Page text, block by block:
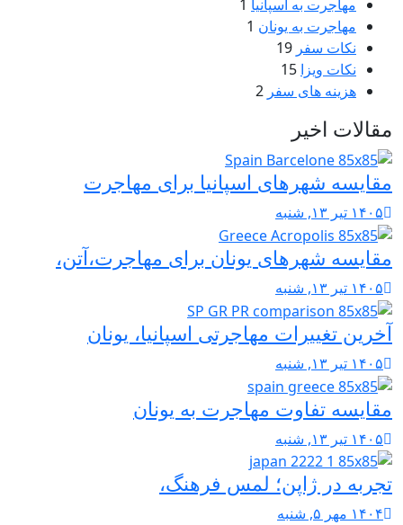
مهاجرت به اسپانیا1
مهاجرت به یونان 1
نکات سفر19
نکات ویزا 15
هزینه های سفر2
مقالات اخیر
مقایسه شهرهای اسپانیا برای مهاجرت
۱۴۰۵ تیر ۱۳, شنبه
مقایسه شهرهای یونان برای مهاجرت،آتن،
۱۴۰۵ تیر ۱۳, شنبه
آخرین تغییرات مهاجرتی اسپانیا، یونان
۱۴۰۵ تیر ۱۳, شنبه
مقایسه تفاوت مهاجرت به یونان
۱۴۰۵ تیر ۱۳, شنبه
تجربه در ژاپن؛ لمس فرهنگ،
۱۴۰۴ مهر ۵, شنبه